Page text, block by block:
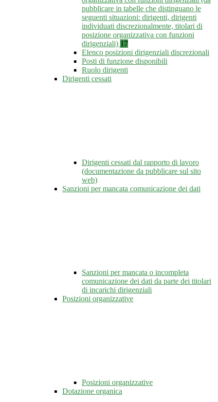
pubblicare in tabelle che distinguano le
seguenti situazioni: dirigenti, dirigenti
individuati discrezionalmente, titolari di
posizione organizzativa con funzioni
dirigenziali) 17
Elenco posizioni dirigenziali discrezionali
Posti di funzione disponibili
Ruolo dirigenti
Dirigenti cessati
Dirigenti cessati dal rapporto di lavoro
(documentazione da pubblicare sul sito
web)
Sanzioni per mancata comunicazione dei dati
Sanzioni per mancata o incompleta
comunicazione dei dati da parte dei titolari
di incarichi dirigenziali
Posizioni organizzative
Posizioni organizzative
Dotazione organica